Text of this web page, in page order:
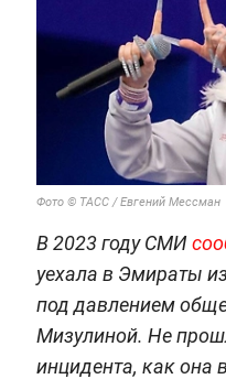
Фото © ТАСС / Евгений Мессман
В 2023 году СМИ
уехала в Эмираты
под давлением
Мизулиной. Не
инцидента, как она